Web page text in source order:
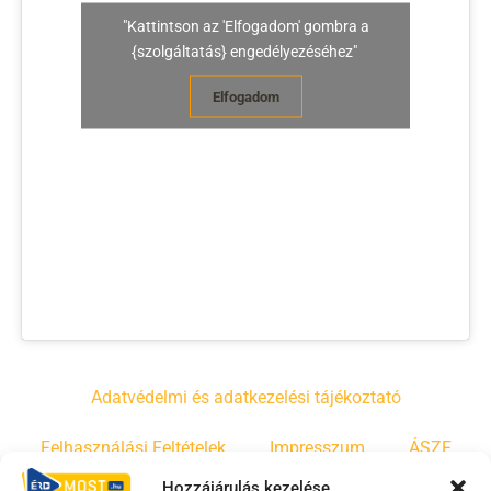
"Kattintson az 'Elfogadom' gombra a
{szolgáltatás} engedélyezéséhez"
Elfogadom
Adatvédelmi és adatkezelési tájékoztató
Felhasználási Feltételek Impresszum ÁSZF